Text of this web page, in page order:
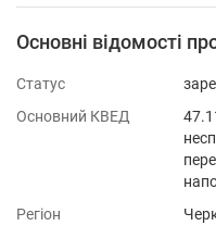
Основні відомості
Статус
Основний КВЕД
Регіон